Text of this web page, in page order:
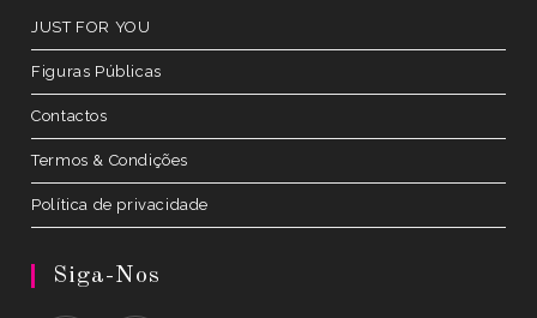
JUST FOR YOU
Figuras Públicas
Contactos
Termos & Condições
Política de privacidade
Siga-Nos